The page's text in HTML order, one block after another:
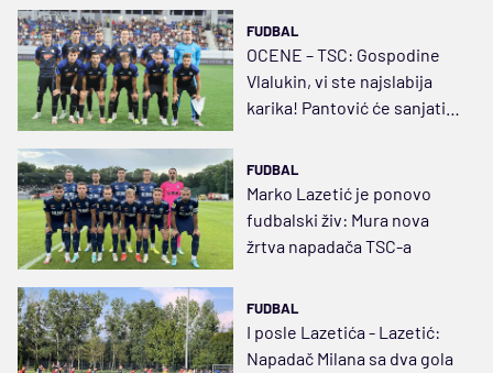
FUDBAL
OCENE – TSC: Gospodine
Vlalukin, vi ste najslabija
karika! Pantović će sanjati
FUDBAL
Marko Lazetić je ponovo
fudbalski živ: Mura nova
žrtva napadača TSC-a
FUDBAL
I posle Lazetića - Lazetić:
Napadač Milana sa dva gola